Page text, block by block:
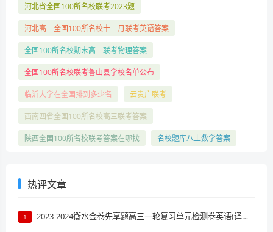
河北省全国100所名校联考2023题
河北高二全国100所名校十二月联考英语答案
全国100所名校期末高二联考物理答案
全国100所名校联考鲁山县学校名单公布
临沂大学在全国排到多少名 云贵广联考
西南四省全国100所名校高三联考答案
陕西全国100所名校联考答案在哪找 名校题库八上数学答案
热评文章
1 2023-2024衡水金卷先享题高三一轮复习单元检测卷英语(译林版)(一)1试题 答案